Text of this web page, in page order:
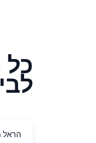
הראל switch